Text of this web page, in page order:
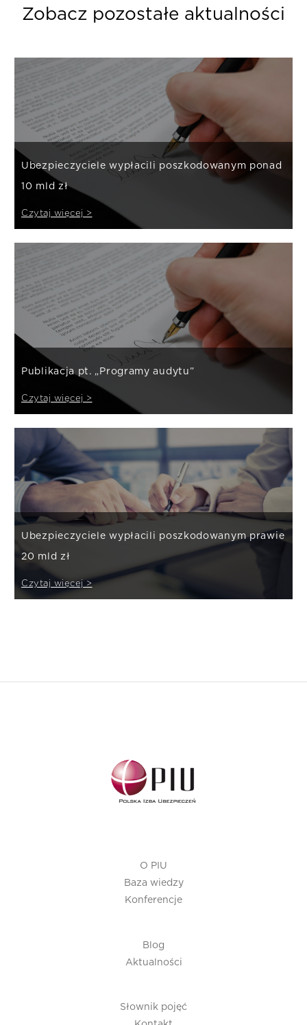
Zobacz pozostałe aktualności
Ubezpieczyciele wypłacili poszkodowanym ponad
10 mld zł
Czytaj więcej >
Publikacja pt. „Programy audytu”
Czytaj więcej >
Ubezpieczyciele wypłacili poszkodowanym prawie
20 mld zł
Czytaj więcej >
O PIU
Baza wiedzy
Konferencje
Blog
Aktualności
Słownik pojęć